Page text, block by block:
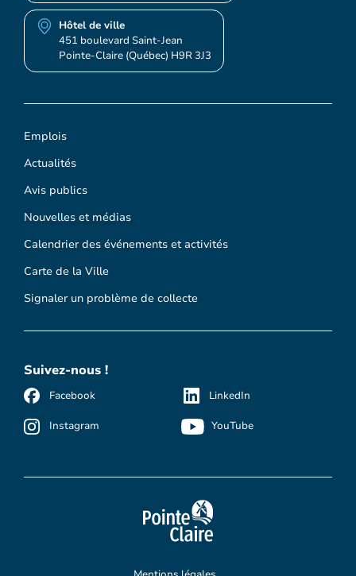
Emplois
Actualités
Avis publics
Nouvelles et médias
Calendrier des événements et activités
Carte de la Ville
Signaler un problème de collecte
Hôtel de ville
451 boulevard Saint-Jean
Pointe-Claire (Québec) H9R 3J3
Suivez-nous !
Facebook
Instagram
LinkedIn
YouTube